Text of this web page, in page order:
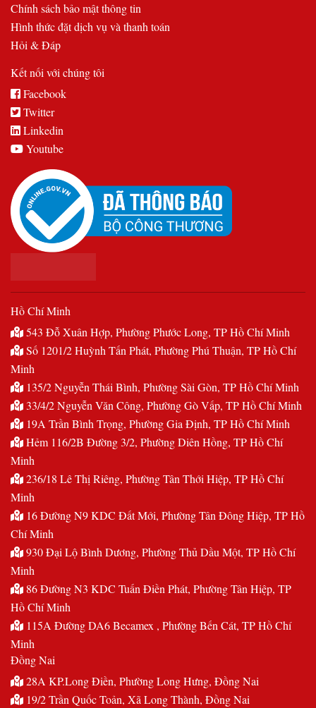
Chính sách bảo mật thông tin
Hình thức đặt dịch vụ và thanh toán
Hỏi & Đáp
Kết nối với chúng tôi
Facebook
Twitter
Linkedin
Youtube
Hồ Chí Minh
543 Đỗ Xuân Hợp, Phường Phước Long, TP Hồ Chí Minh
Số 1201/2 Huỳnh Tấn Phát, Phường Phú Thuận, TP Hồ Chí
Minh
135/2 Nguyễn Thái Bình, Phường Sài Gòn, TP Hồ Chí Minh
33/4/2 Nguyễn Văn Công, Phường Gò Vấp, TP Hồ Chí Minh
19A Trần Bình Trọng, Phường Gia Định, TP Hồ Chí Minh
Hẻm 116/2B Đường 3/2, Phường Diên Hồng, TP Hồ Chí
Minh
236/18 Lê Thị Riêng, Phường Tân Thới Hiệp, TP Hồ Chí
Minh
16 Đường N9 KDC Đất Mới, Phường Tân Đông Hiệp, TP Hồ
Chí Minh
930 Đại Lộ Bình Dương, Phường Thủ Dầu Một, TP Hồ Chí
Minh
86 Đường N3 KDC Tuấn Điền Phát, Phường Tân Hiệp, TP
Hồ Chí Minh
115A Đường DA6 Becamex , Phường Bến Cát, TP Hồ Chí
Minh
Đồng Nai
28A KP.Long Điền, Phường Long Hưng, Đồng Nai
19/2 Trần Quốc Toản, Xã Long Thành, Đồng Nai